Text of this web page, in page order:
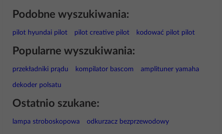
Podobne wyszukiwania:
pilot hyundai pilot pilot creative pilot kodować pilot pilot
Popularne wyszukiwania:
przekładniki prądu kompilator bascom amplituner yamaha
dekoder polsatu
Ostatnio szukane:
lampa stroboskopowa odkurzacz bezprzewodowy